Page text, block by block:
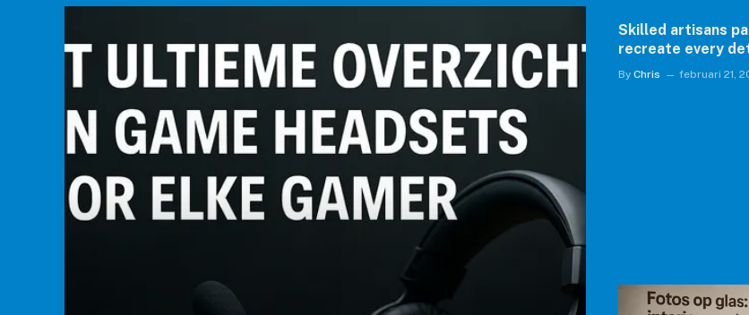
Skilled artisans
recreate every
By Chris februari 21,